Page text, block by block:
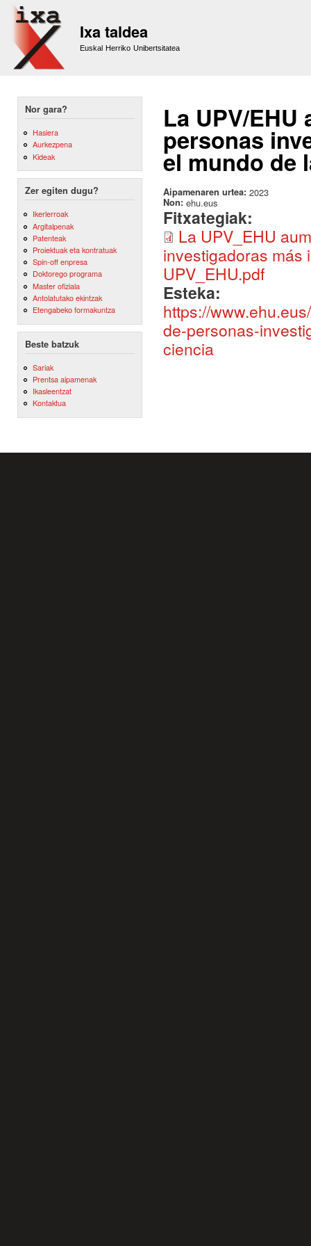
Ixa taldea
Euskal Herriko Unibertsitatea
Nor gara?
Hasiera
Aurkezpena
Kideak
Zer egiten dugu?
Ikerlerroak
Argitalpenak
Patenteak
Proiektuak eta kontratuak
Spin-off enpresa
Doktorego programa
Master ofiziala
Antolatutako ekintzak
Etengabeko formakuntza
Beste batzuk
Sariak
Prentsa aipamenak
Ikasleentzat
Kontaktua
La UPV/
personas
el mundo de
Aipamenaren urtea: 2023
Non: ehu.eus
Fitxategiak:
La UPV_EHU
investigadoras más
UPV_EHU.pdf
Esteka:
https://
de-personas-
ciencia